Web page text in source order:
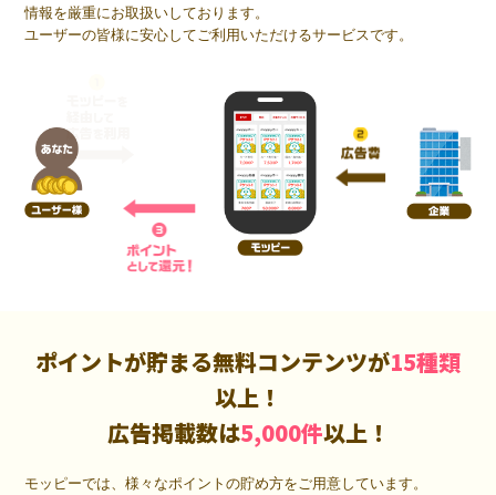
情報を厳重にお取扱いしております。
ユーザーの皆様に安心してご利用いただけるサービスです。
ポイントが貯まる無料コンテンツが15種類
以上！
広告掲載数は5,000件以上！
モッピーでは、様々なポイントの貯め方をご用意しています。